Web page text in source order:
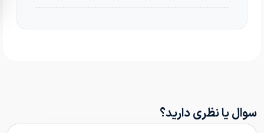
سوال یا نظری دارید؟